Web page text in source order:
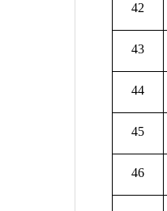
42
43
44
45
46